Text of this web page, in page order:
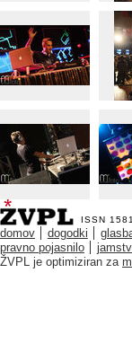
ISSN
domov dogodki
pravno pojasnilo
ŽVPL je optimiziran za